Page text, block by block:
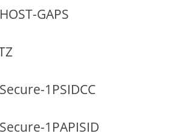
GAPS
1PSIDCC
1PAPISID